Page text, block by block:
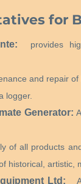
for
provides
and repair of
logger.
Generator:
of all products
historical, artistic,
Ltd: